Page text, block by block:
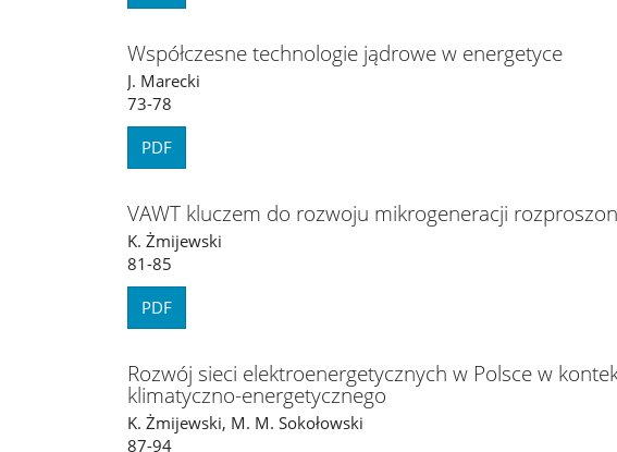
Współczesne technologie jądrowe w energetyce
J. Marecki
73-78
PDF
VAWT kluczem do rozwoju mikrogeneracji
K. Żmijewski
81-85
PDF
Rozwój sieci elektroenergetycznych w Polsce w
klimatyczno-energetycznego
K. Żmijewski, M. M. Sokołowski
87-94